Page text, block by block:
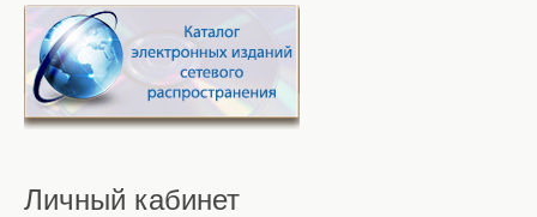
Личный кабинет